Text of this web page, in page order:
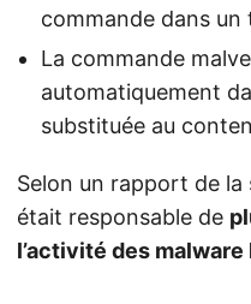
commande dans un
La commande
automatiquement
substituée au
Selon un rapport de la
était responsable de
l’activité des